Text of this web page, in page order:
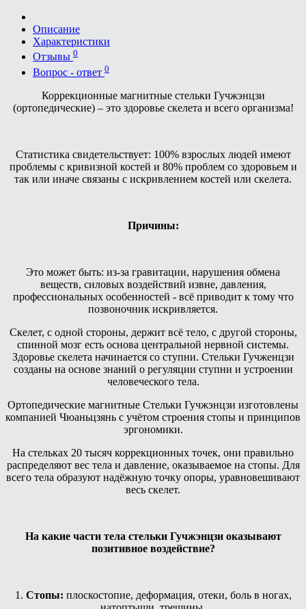
Описание
Характеристики
Отзывы 0
Вопрос - ответ 0
Коррекционные магнитные стельки Гучжэнцзи
(ортопедические) – это здоровье скелета и всего организма!
Статистика свидетельствует: 100% взрослых людей имеют
проблемы с кривизной костей и 80% проблем со здоровьем и
так или иначе связаны с искривлением костей или скелета.
Причины:
Это может быть: из-за гравитации, нарушения обмена
веществ, силовых воздействий извне, давления,
профессиональных особенностей - всё приводит к тому что
позвоночник искривляется.
Скелет, с одной стороны, держит всё тело, с другой стороны,
спинной мозг есть основа центральной нервной системы.
Здоровье скелета начинается со ступни. Стельки Гучженцзи
созданы на основе знаний о регуляции ступни и устроении
человеческого тела.
Ортопедические магнитные Стельки Гучжэнцзи изготовлены
компанией Чюаньцзянь с учётом строения стопы и принципов
эргономики.
На стельках 20 тысяч коррекционных точек, они правильно
распределяют вес тела и давление, оказываемое на стопы. Для
всего тела образуют надёжную точку опоры, уравновешивают
весь скелет.
На какие части тела стельки Гучжэнцзи оказывают
позитивное воздействие?
1. Стопы: плоскостопие, деформация, отеки, боль в ногах,